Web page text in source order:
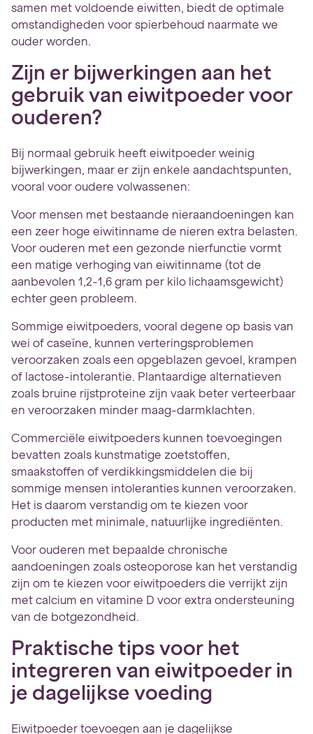
samen met voldoende eiwitten, biedt de optimale
omstandigheden voor spierbehoud naarmate we
ouder worden.
Zijn er bijwerkingen aan het
gebruik van eiwitpoeder voor
ouderen?
Bij normaal gebruik heeft eiwitpoeder weinig
bijwerkingen, maar er zijn enkele aandachtspunten,
vooral voor oudere volwassenen:
Voor mensen met bestaande nieraandoeningen kan
een zeer hoge eiwitinname de nieren extra belasten.
Voor ouderen met een gezonde nierfunctie vormt
een matige verhoging van eiwitinname (tot de
aanbevolen 1,2-1,6 gram per kilo lichaamsgewicht)
echter geen probleem.
Sommige eiwitpoeders, vooral degene op basis van
wei of caseïne, kunnen verteringsproblemen
veroorzaken zoals een opgeblazen gevoel, krampen
of lactose-intolerantie. Plantaardige alternatieven
zoals bruine rijstproteine zijn vaak beter verteerbaar
en veroorzaken minder maag-darmklachten.
Commerciële eiwitpoeders kunnen toevoegingen
bevatten zoals kunstmatige zoetstoffen,
smaakstoffen of verdikkingsmiddelen die bij
sommige mensen intoleranties kunnen veroorzaken.
Het is daarom verstandig om te kiezen voor
producten met minimale, natuurlijke ingrediënten.
Voor ouderen met bepaalde chronische
aandoeningen zoals osteoporose kan het verstandig
zijn om te kiezen voor eiwitpoeders die verrijkt zijn
met calcium en vitamine D voor extra ondersteuning
van de botgezondheid.
Praktische tips voor het
integreren van eiwitpoeder in
je dagelijkse voeding
Eiwitpoeder toevoegen aan je dagelijkse